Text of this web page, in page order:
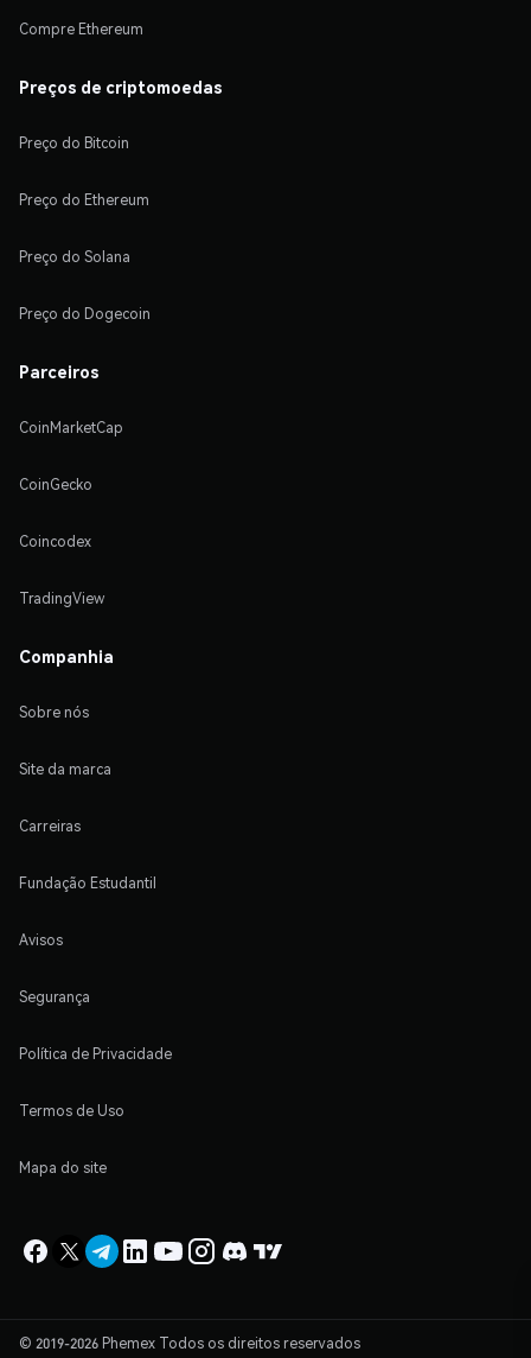
Compre Ethereum
Preços de criptomoedas
Preço do Bitcoin
Preço do Ethereum
Preço do Solana
Preço do Dogecoin
Parceiros
CoinMarketCap
CoinGecko
Coincodex
TradingView
Companhia
Sobre nós
Site da marca
Carreiras
Fundação Estudantil
Avisos
Segurança
Política de Privacidade
Termos de Uso
Mapa do site
© 2019-2026 Phemex Todos os direitos reservados